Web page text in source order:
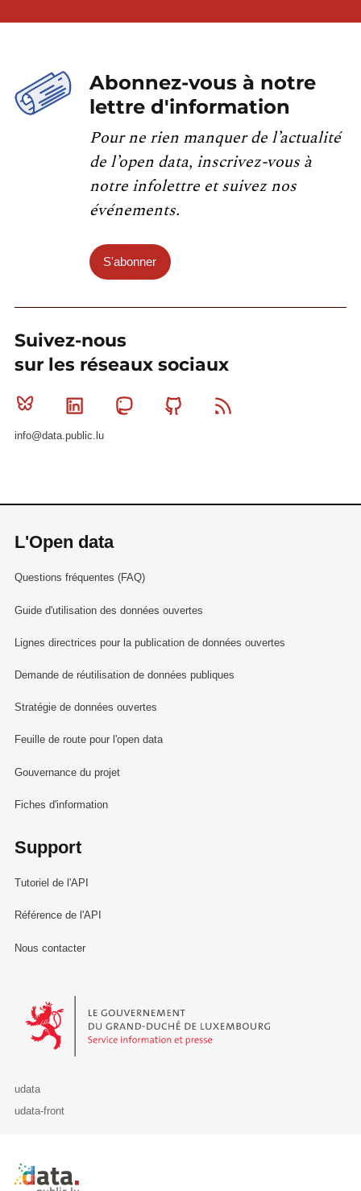
Abonnez-vous à notre
lettre d'information
Pour ne rien manquer de l’actualité
de l’open data, inscrivez-vous à
notre infolettre et suivez nos
événements.
S'abonner
Suivez-nous
sur les réseaux sociaux
Bluesky Linkedin MastodonGithub
info@data.public.lu
L'Open data
Questions fréquentes (FAQ)
Guide d'utilisation des données ouvertes
Lignes directrices pour la publication de données ouvertes
Demande de réutilisation de données publiques
Stratégie de données ouvertes
Feuille de route pour l'open data
Gouvernance du projet
Fiches d'information
Support
Tutoriel de l'API
Référence de l'API
Nous contacter
Le Gouvernement du Grand-Duché de Luxembourg - Service
udata
udata-front
Retour à l'accueil de data.public.lu